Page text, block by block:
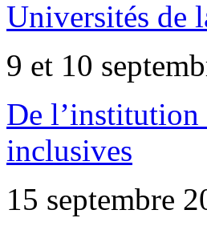
Universités de
9 et 10
De l’institution
inclusives
15 septembre